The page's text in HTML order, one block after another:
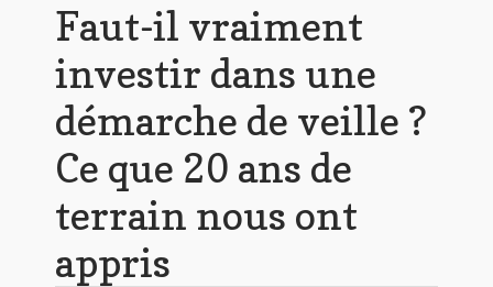
Faut-il vraiment
investir dans une
démarche de veille ?
Ce que 20 ans de
terrain nous ont
appris